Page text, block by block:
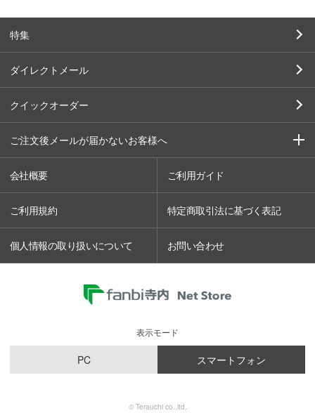
特集
ダイレクトメール
クイックオーダー
ご注文後メールが届かないお客様へ
会社概要 ご利用ガイド
ご利用規約 特定商取引法に基づく表記
個人情報の取り扱いについて お問い合わせ
表示モード
PC スマートフォン
© Terauchi co.,ltd.